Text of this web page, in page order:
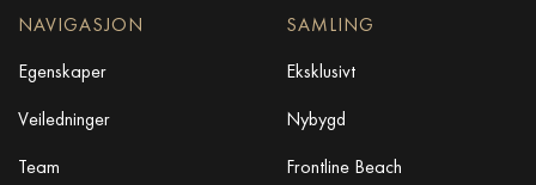
NAVIGASJON
Egenskaper
Veiledninger
Team
SAMLING
Eksklusivt
Nybygd
Frontline Beach